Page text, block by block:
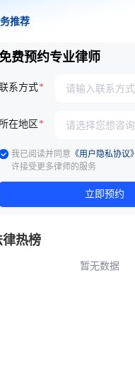
推荐
费预约专业律师
系方式
所在地区
我已阅读并同意 《用户隐私协议》
许接受更多律师的服务
立即预约
律热榜
暂无数据